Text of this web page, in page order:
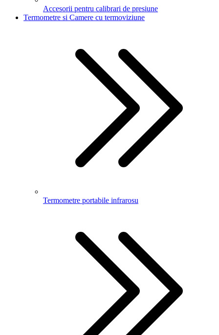
Accesorii pentru calibrari de presiune
Termometre si Camere cu termoviziune
Termometre portabile infrarosu